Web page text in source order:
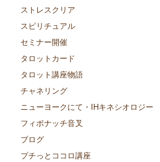
ストレスクリア
スピリチュアル
セミナー開催
タロットカード
タロット講座物語
チャネリング
ニューヨークにて・IHキネシオロジー
フィボナッチ音叉
ブログ
プチっとココロ講座